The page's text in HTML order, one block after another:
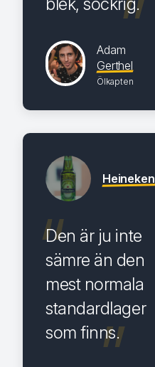
Adam
Gerthel
Ölkapten
Heineken
Den är ju inte
sämre än den
mest normala
standardlager
som finns.